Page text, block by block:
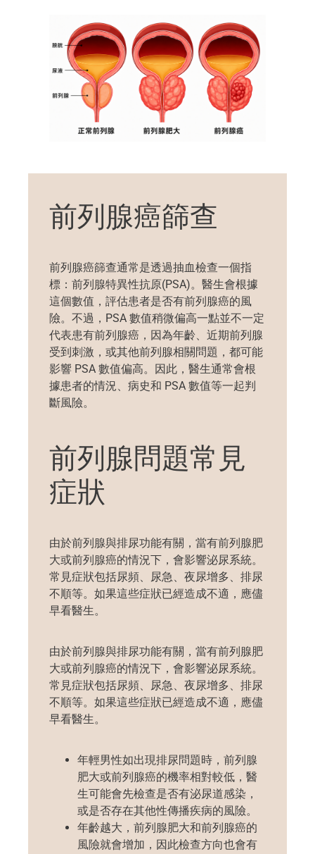
前列腺癌篩查
前列腺癌篩查通常是透過抽血檢查一個指
標 ： 前列腺特異性抗原(PSA)。醫生會根據
這個數值，評估患者是否有前列腺癌的風
險。不過，PSA 數值稍微偏高一點並不一定
代表患有前列腺癌，因為年齡、近期前列腺
受到刺激，或其他前列腺相關問題，都可能
影響 PSA 數值偏高。因此，醫生通常會根
據患者的情況、病史和 PSA 數值等一起判
斷風險。
前列腺問題常見
症狀
由於前列腺與排尿功能有關，當有前列腺肥
大或前列腺癌的情況下 ，會影響泌尿系統。
常見症狀包括尿頻、尿急、夜尿增多、排尿
不順等。如果這些症狀已經造成不適， 應儘
早看醫生。
由於前列腺與排尿功能有關，當有前列腺肥
大或前列腺癌的情況下 ，會影響泌尿系統。
常見症狀包括尿頻、尿急、夜尿增多、排尿
不順等。如果這些症狀已經造成不適， 應儘
早看醫生。
年輕男性如出現排尿問題時，前列腺
肥大或前列腺癌的機率相對較低，醫
生可能會先檢查是否有泌尿道感染，
或是否存在其他性傳播疾病的風險。
年齡越大，前列腺肥大和前列腺癌的
風險就會增加，因此檢查方向也會有